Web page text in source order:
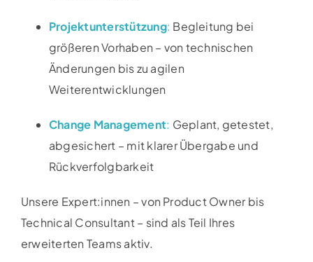
Projektunterstützung: Begleitung bei
größeren Vorhaben – von technischen
Änderungen bis zu agilen
Weiterentwicklungen
Change Management: Geplant, getestet,
abgesichert – mit klarer Übergabe und
Rückverfolgbarkeit
Unsere Expert:innen – von Product Owner bis
Technical Consultant – sind als Teil Ihres
erweiterten Teams aktiv.